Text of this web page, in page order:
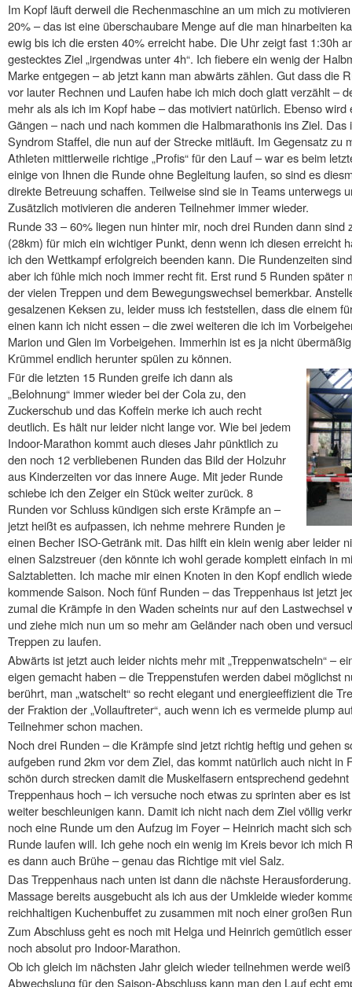
Im Kopf läuft derweil die Rechenmaschine an um mich zu
20% – das ist eine überschaubare Menge auf die man hinarbeiten
ewig bis ich die ersten 40% erreicht habe. Die Uhr zeigt fast 1:30h
gestecktes Ziel „irgendwas unter 4h“. Ich fiebere ein wenig der
Marke entgegen – ab jetzt kann man abwärts zählen. Gut dass die
vor lauter Rechnen und Laufen habe ich mich doch glatt verzählt –
mehr als als ich im Kopf habe – das motiviert natürlich. Ebenso
Gängen – nach und nach kommen die Halbmarathonis ins Ziel.
Syndrom Staffel, die nun auf der Strecke mitläuft. Im Gegensatz zu
Athleten mittlerweile richtige „Profis“ für den Lauf – war es beim
einige von Ihnen die Runde ohne Begleitung laufen, so sind es
direkte Betreuung schaffen. Teilweise sind sie in Teams unterwegs
Zusätzlich motivieren die anderen Teilnehmer immer wieder.
Runde 33 – 60% liegen nun hinter mir, noch drei Runden dann
(28km) für mich ein wichtiger Punkt, denn wenn ich diesen erreicht
ich den Wettkampf erfolgreich beenden kann. Die Rundenzeiten
aber ich fühle mich noch immer recht fit. Erst rund 5 Runden später
der vielen Treppen und dem Bewegungswechsel bemerkbar.
gesalzenen Keksen zu, leider muss ich feststellen, dass die einem
einen kann ich nicht essen – die zwei weiteren die ich im
Marion und Glen im Vorbeigehen. Immerhin ist es ja nicht
Krümmel endlich herunter spülen zu können.
Für die letzten 15 Runden greife ich dann als
„Belohnung“ immer wieder bei der Cola zu, den
Zuckerschub und das Koffein merke ich auch recht
deutlich. Es hält nur leider nicht lange vor. Wie bei jedem
Indoor-Marathon kommt auch dieses Jahr pünktlich zu
den noch 12 verbliebenen Runden das Bild der Holzuhr
aus Kinderzeiten vor das innere Auge. Mit jeder Runde
schiebe ich den Zeiger ein Stück weiter zurück. 8
Runden vor Schluss kündigen sich erste Krämpfe an –
jetzt heißt es aufpassen, ich nehme mehrere Runden je
einen Becher ISO-Getränk mit. Das hilft ein klein wenig aber leider
einen Salzstreuer (den könnte ich wohl gerade komplett einfach in
Salztabletten. Ich mache mir einen Knoten in den Kopf endlich
kommende Saison. Noch fünf Runden – das Treppenhaus ist jetzt
zumal die Krämpfe in den Waden scheints nur auf den
und ziehe mich nun um so mehr am Geländer nach oben und
Treppen zu laufen.
Abwärts ist jetzt auch leider nichts mehr mit „Treppenwatscheln“ –
eigen gemacht haben – die Treppenstufen werden dabei möglichst
berührt, man „watschelt“ so recht elegant und energieeffizient die
der Fraktion der „Vollauftreter“, auch wenn ich es vermeide plump
Teilnehmer schon machen.
Noch drei Runden – die Krämpfe sind jetzt richtig heftig und gehen
aufgeben rund 2km vor dem Ziel, das kommt natürlich auch nicht in
schön durch strecken damit die Muskelfasern entsprechend
Treppenhaus hoch – ich versuche noch etwas zu sprinten aber es
weiter beschleunigen kann. Damit ich nicht nach dem Ziel völlig
noch eine Runde um den Aufzug im Foyer – Heinrich macht sich
Runde laufen will. Ich gehe noch ein wenig im Kreis bevor ich mich
es dann auch Brühe – genau das Richtige mit viel Salz.
Das Treppenhaus nach unten ist dann die nächste
Massage bereits ausgebucht als ich aus der Umkleide wieder
reichhaltigen Kuchenbuffet zu zusammen mit noch einer großen
Zum Abschluss geht es noch mit Helga und Heinrich gemütlich
noch absolut pro Indoor-Marathon.
Ob ich gleich im nächsten Jahr gleich wieder teilnehmen werde
Abwechslung für den Saison-Abschluss kann man den Lauf echt